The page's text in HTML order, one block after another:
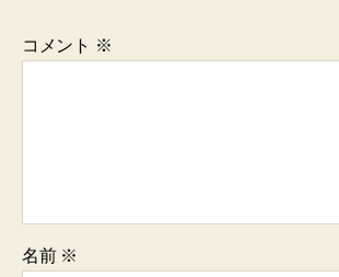
コメント ※
名前 ※